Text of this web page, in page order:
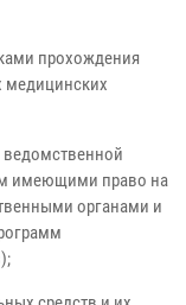
прохождения
медицинских
ведомственной
имеющими право на
органами и